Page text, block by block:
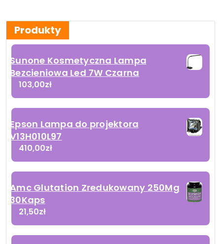
Produkty
Sunone Kosmetyczna Lampa
Bezcieniowa Led 7W Czarna
103,00zł
Epson Lampa do projektora
V13H010L97
410,00zł
Amc Glutation Zredukowany 250Mg
30Kaps
21,50zł